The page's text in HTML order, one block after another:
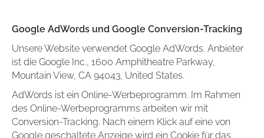
Google AdWords und Google Conversion-Tracking
Unsere Website verwendet Google AdWords. Anbieter
ist die Google Inc., 1600 Amphitheatre Parkway,
Mountain View, CA 94043, United States.
AdWords ist ein Online-Werbeprogramm. Im Rahmen
des Online-Werbeprogramms arbeiten wir mit
Conversion-Tracking. Nach einem Klick auf eine von
Google geschaltete Anzeige wird ein Cookie für das